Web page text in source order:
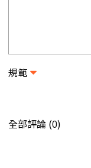
規範
全部評論 (0)